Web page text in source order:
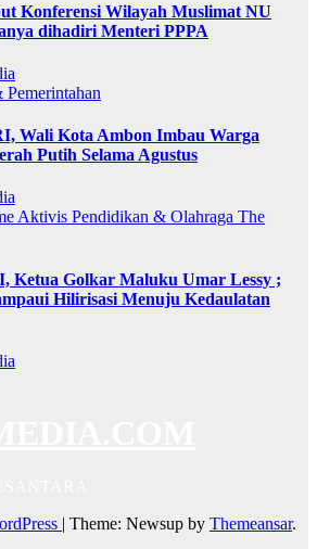
Konferensi Wilayah Muslimat NU
dihadiri Menteri PPPA
Wali Kota Ambon Imbau Warga
Putih Selama Agustus
Aktivis Pendidikan & Olahraga The
Golkar Maluku Umar Lessy ;
Hilirisasi Menuju Kedaulatan
| Theme: Newsup by Themeansar.